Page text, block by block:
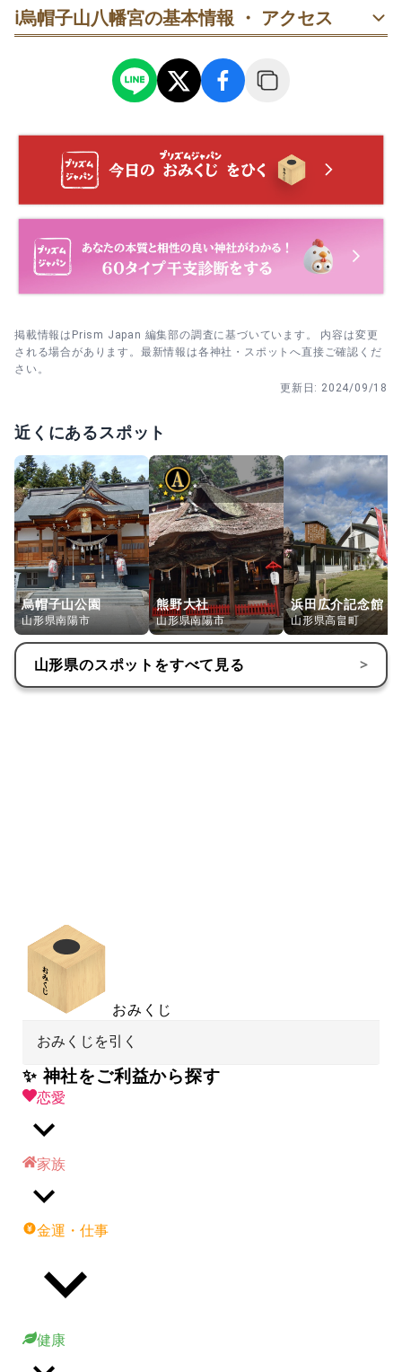
・ 4月上旬 千本桜シーズン｜混雑が激しいため、早朝また
・ 9月第2土日 例大祭｜期間中は混雑しやすく、早朝参拝が
駐車場から大鳥居前へ→くぐる前に一礼→参道を進んで石
段へ、の順で回る。
体力に合わせて、行きは裏手の車道→拝殿参拝→帰りに石
段を下りて大鳥居前へ、の順にする。
拝殿へ参拝→末社を順に回る→拝殿前に戻って一礼、の順
にまとめる。
朝の早い時間に到着→先に拝殿へ参拝→末社巡り→最後に
桜の景色を楽しむ順にする。
ℹ️烏帽子山八幡宮の基本情報 ・ アクセス
掲載情報はPrism Japan 編集部の調査に基づいています。 内容は変更
される場合があります。最新情報は各神社・スポットへ直接ご確認くだ
さい。
更新日: 2024/09/18
近くにあるスポット
烏帽子山公園
山形県南陽市
熊野大社
山形県南陽市
浜田広介記念館
山形県高畠町
山形県のスポットをすべて見る >
おみくじ
おみくじを引く
✨ 神社をご利益から探す
恋愛
家族
金運・仕事
健康